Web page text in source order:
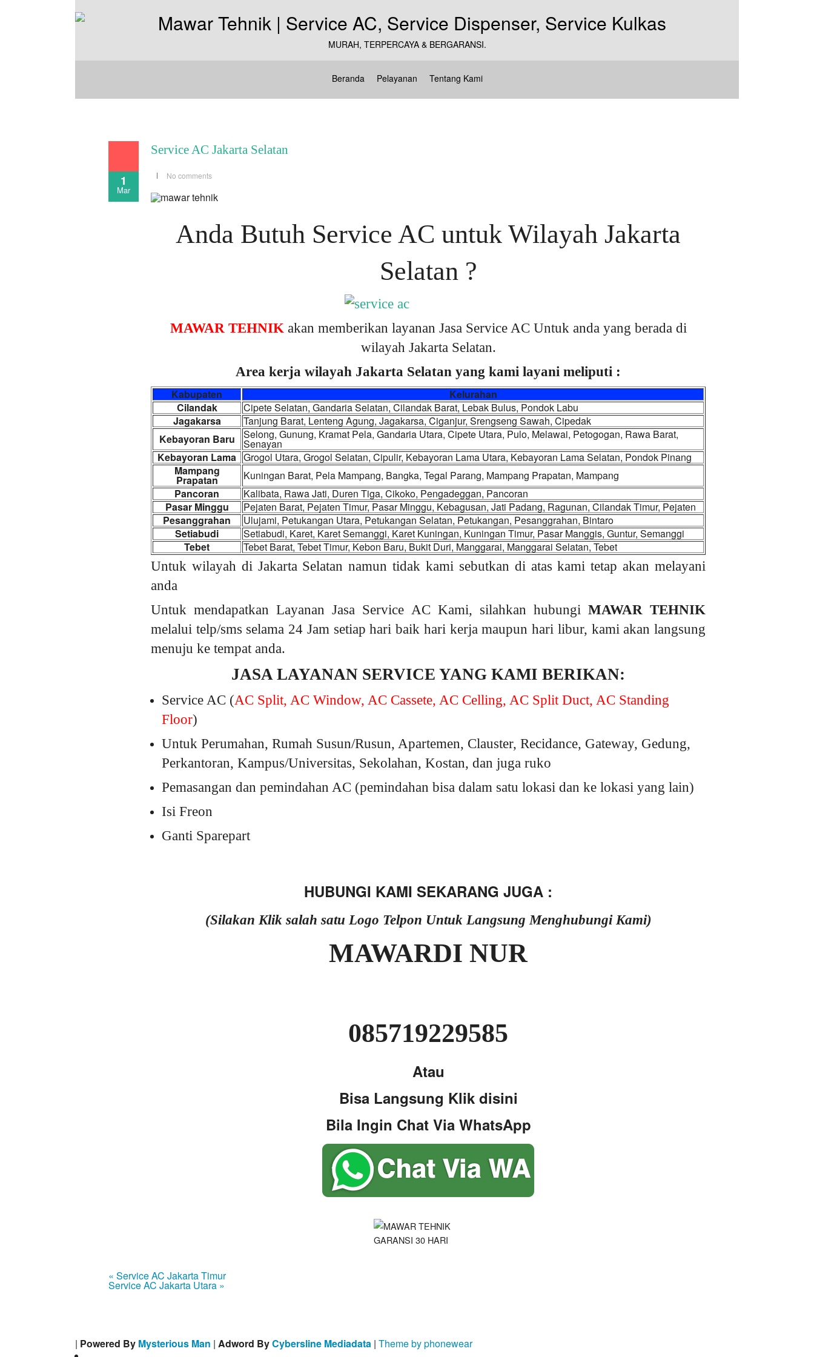
MURAH, TERPERCAYA & BERGARANSI.
Beranda Pelayanan Tentang Kami
1
Mar
Service AC Jakarta Selatan
No comments
Anda Butuh Service AC untuk Wilayah Jakarta
Selatan ?
MAWAR TEHNIKakan memberikan layanan Jasa Service AC Untuk anda yang berada di
wilayah Jakarta Selatan.
Area kerja wilayah Jakarta Selatan yang kami layani meliputi :
Kabupaten
Kelurahan
Cilandak
Cipete Selatan, Gandaria Selatan, Cilandak Barat, Lebak Bulus, Pondok Labu
Jagakarsa
Tanjung Barat, Lenteng Agung, Jagakarsa, Ciganjur, Srengseng Sawah, Cipedak
Kebayoran Baru
Selong, Gunung, Kramat Pela, Gandaria Utara, Cipete Utara, Pulo, Melawai, Petogogan, Rawa Barat,
Senayan
Kebayoran Lama Grogol Utara, Grogol Selatan, Cipulir, Kebayoran Lama Utara, Kebayoran Lama Selatan, Pondok Pinang
Mampang
Prapatan
Kuningan Barat, Pela Mampang, Bangka, Tegal Parang, Mampang Prapatan, Mampang
Pancoran
Kalibata, Rawa Jati, Duren Tiga, Cikoko, Pengadeggan, Pancoran
Pasar Minggu
Pejaten Barat, Pejaten Timur, Pasar Minggu, Kebagusan, Jati Padang, Ragunan, Cilandak Timur, Pejaten
Pesanggrahan
Ulujami, Petukangan Utara, Petukangan Selatan, Petukangan, Pesanggrahan, Bintaro
Setiabudi
Setiabudi, Karet, Karet Semanggi, Karet Kuningan, Kuningan Timur, Pasar Manggis, Guntur, Semanggi
Tebet
Tebet Barat, Tebet Timur, Kebon Baru, Bukit Duri, Manggarai, Manggarai Selatan, Tebet
Untuk wilayah di Jakarta Selatan namun tidak kami sebutkan di atas kami tetap akan melayani
anda
Untuk mendapatkan Layanan Jasa Service AC Kami, silahkan hubungi MAWAR TEHNIK
melalui telp/sms selama 24 Jam setiap hari baik hari kerja maupun hari libur, kami akan langsung
menuju ke tempat anda.
JASA LAYANAN SERVICE YANG KAMI BERIKAN:
Service AC (AC Split, AC Window, AC Cassete, AC Celling, AC Split Duct, AC Standing
Floor)
Untuk Perumahan, Rumah Susun/Rusun, Apartemen, Clauster, Recidance, Gateway, Gedung,
Perkantoran, Kampus/Universitas, Sekolahan, Kostan, dan juga ruko
Pemasangan dan pemindahan AC (pemindahan bisa dalam satu lokasi dan ke lokasi yang lain)
Isi Freon
Ganti Sparepart
HUBUNGI KAMI SEKARANG JUGA :
(Silakan Klik salah satu Logo Telpon Untuk Langsung Menghubungi Kami)
MAWARDI NUR
085719229585
Atau
Bisa Langsung Klik disini
Bila Ingin Chat Via WhatsApp
« Service AC Jakarta Timur
Service AC Jakarta Utara »
| Powered By Mysterious Man | Adword ByCybersline Mediadata | Theme by phonewear